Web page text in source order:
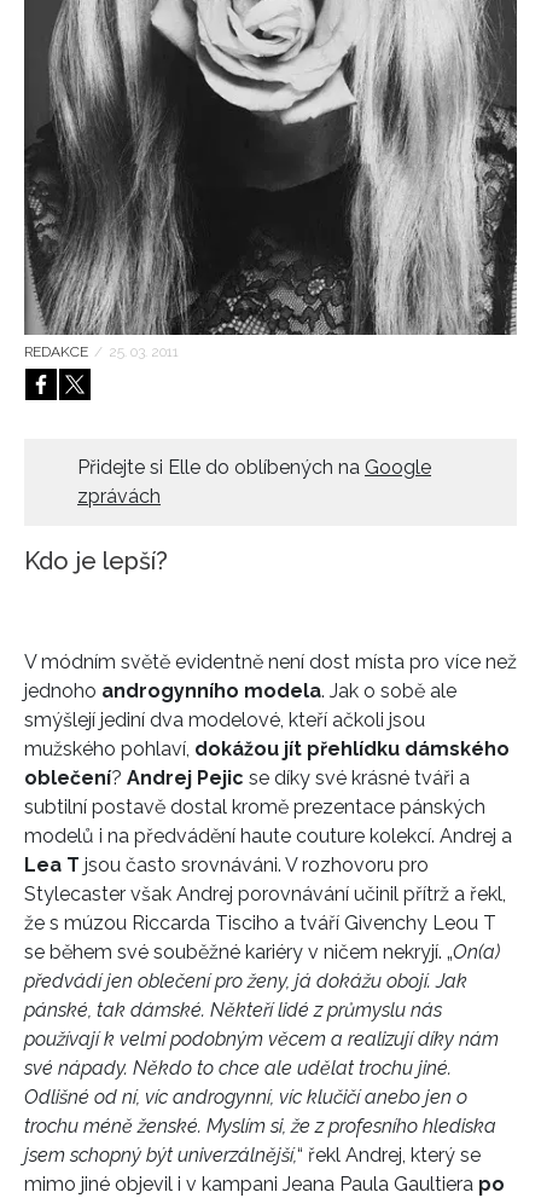
HOME
REDAKCE / 25. 03. 2011
Přidejte si Elle do oblíbených na Google
zprávách
Kdo je lepší?
V módním světě evidentně není dost místa pro více než
jednoho androgynního modela. Jak o sobě ale
smýšlejí jediní dva modelové, kteří ačkoli jsou
mužského pohlaví, dokážou jít přehlídku dámského
oblečení? Andrej Pejic se díky své krásné tváři a
subtilní postavě dostal kromě prezentace pánských
modelů i na předvádění haute couture kolekcí. Andrej a
Lea T jsou často srovnáváni. V rozhovoru pro
Stylecaster však Andrej porovnávání učinil přítrž a řekl,
že s múzou Riccarda Tisciho a tváří Givenchy Leou T
se během své souběžné kariéry v ničem nekryjí. „On(a)
předvádí jen oblečení pro ženy, já dokážu obojí. Jak
pánské, tak dámské. Někteří lidé z průmyslu nás
používají k velmi podobným věcem a realizují díky nám
své nápady. Někdo to chce ale udělat trochu jiné.
Odlišné od ní, víc androgynní, víc klučičí anebo jen o
trochu méně ženské. Myslím si, že z profesního hlediska
jsem schopný být univerzálnější,“ řekl Andrej, který se
mimo jiné objevil i v kampani Jeana Paula Gaultiera po